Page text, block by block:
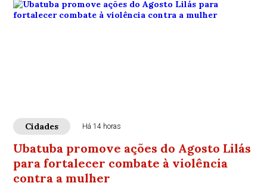
Cidades Há 14 horas
Ubatuba promove ações do Agosto Lilás
para fortalecer combate à violência
contra a mulher